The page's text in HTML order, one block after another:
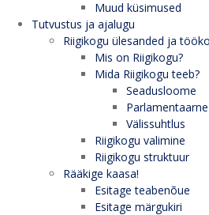
Muud küsimused
Tutvustus ja ajalugu
Riigikogu ülesanded ja
Mis on Riigikogu?
Mida Riigikogu teeb?
Seadusloome
Välissuhtlus
Riigikogu valimine
Riigikogu struktuur
Rääkige kaasa!
Esitage teabenõue
Esitage märgukiri